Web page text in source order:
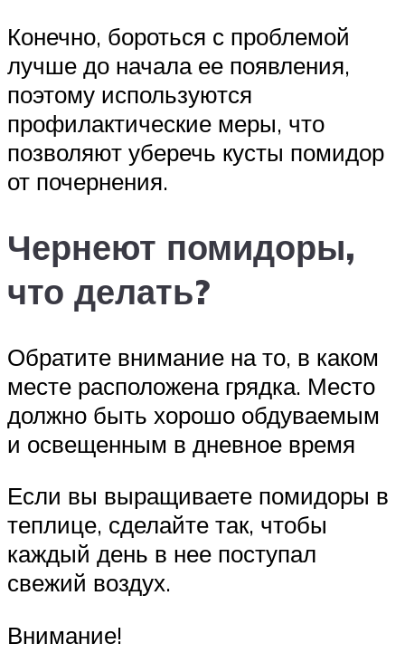
Конечно, бороться с проблемой
лучше до начала ее появления,
поэтому используются
профилактические меры, что
позволяют уберечь кусты помидор
от почернения.
Чернеют помидоры,
что делать?
Обратите внимание на то, в каком
месте расположена грядка. Место
должно быть хорошо обдуваемым
и освещенным в дневное время
Если вы выращиваете помидоры в
теплице, сделайте так, чтобы
каждый день в нее поступал
свежий воздух.
Внимание!